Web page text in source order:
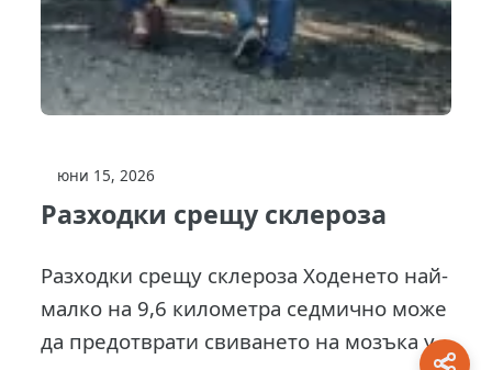
юни 15, 2026
Разходки срещу склероза
Разходки срещу склероза Ходенето най-
малко на 9,6 километра седмично може
да предотврати свиването на мозъка у